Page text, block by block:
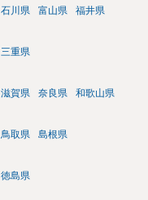
石川県 富山県 福井県
三重県
滋賀県 奈良県 和歌山県
鳥取県 島根県
徳島県